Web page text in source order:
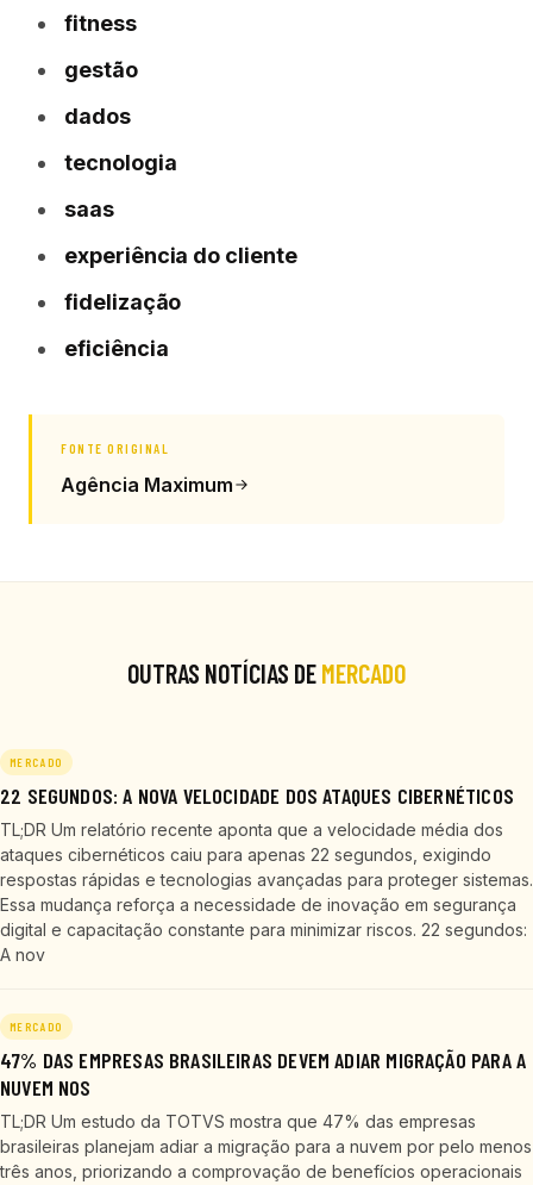
fitness
gestão
dados
tecnologia
saas
experiência do cliente
fidelização
eficiência
FONTE ORIGINAL
Agência Maximum
OUTRAS NOTÍCIAS DEMERCADO
MERCADO
22 SEGUNDOS: A NOVA VELOCIDADE DOS ATAQUES CIBERNÉTICOS
TL;DR Um relatório recente aponta que a velocidade média dos
ataques cibernéticos caiu para apenas 22 segundos, exigindo
respostas rápidas e tecnologias avançadas para proteger sistemas.
Essa mudança reforça a necessidade de inovação em segurança
digital e capacitação constante para minimizar riscos. 22 segundos:
A nov
MERCADO
47% DAS EMPRESAS BRASILEIRAS DEVEM ADIAR MIGRAÇÃO PARA A
NUVEM NOS
TL;DR Um estudo da TOTVS mostra que 47% das empresas
brasileiras planejam adiar a migração para a nuvem por pelo menos
três anos, priorizando a comprovação de benefícios operacionais